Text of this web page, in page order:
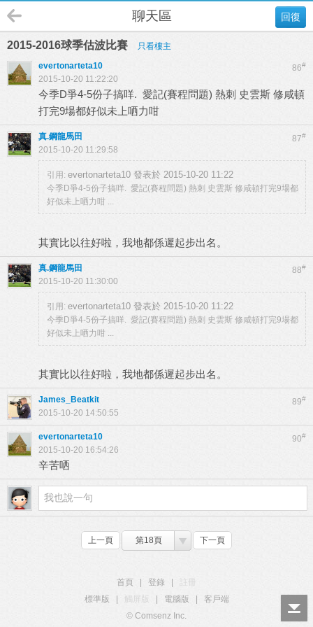
回復
聊天區
2015-2016球季估波比賽 只看樓主
86#
evertonarteta10
2015-10-20 11:22:20
今季D爭4-5份子搞咩. 愛記(賽程問題) 熱刺 史雲斯 修咸頓
打完9場都好似未上哂力咁
87#
真.鋼龍馬田
2015-10-20 11:29:58
引用: evertonarteta10 發表於 2015-10-20 11:22
今季D爭4-5份子搞咩. 愛記(賽程問題) 熱刺 史雲斯 修咸頓打完9場都
好似未上哂力咁 ...
其實比以往好啦，我地都係遲起步出名。
88#
真.鋼龍馬田
2015-10-20 11:30:00
引用: evertonarteta10 發表於 2015-10-20 11:22
今季D爭4-5份子搞咩. 愛記(賽程問題) 熱刺 史雲斯 修咸頓打完9場都
好似未上哂力咁 ...
其實比以往好啦，我地都係遲起步出名。
89#
James_Beatkit
2015-10-20 14:50:55
90#
evertonarteta10
2015-10-20 16:54:26
辛苦哂
上一頁 第18頁 下一頁
首頁 登錄
標準版
觸屏版 電腦版
客戶端
© Comsenz Inc.